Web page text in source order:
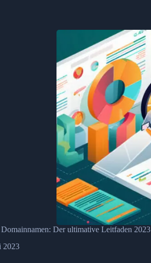
Der ultimative Leitfaden 2023
2023